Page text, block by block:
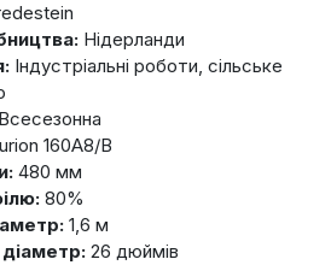
Нідерланди
Індустріальні роботи, сільське
160A8/B
480 мм
80%
1,6 м
26 дюймів